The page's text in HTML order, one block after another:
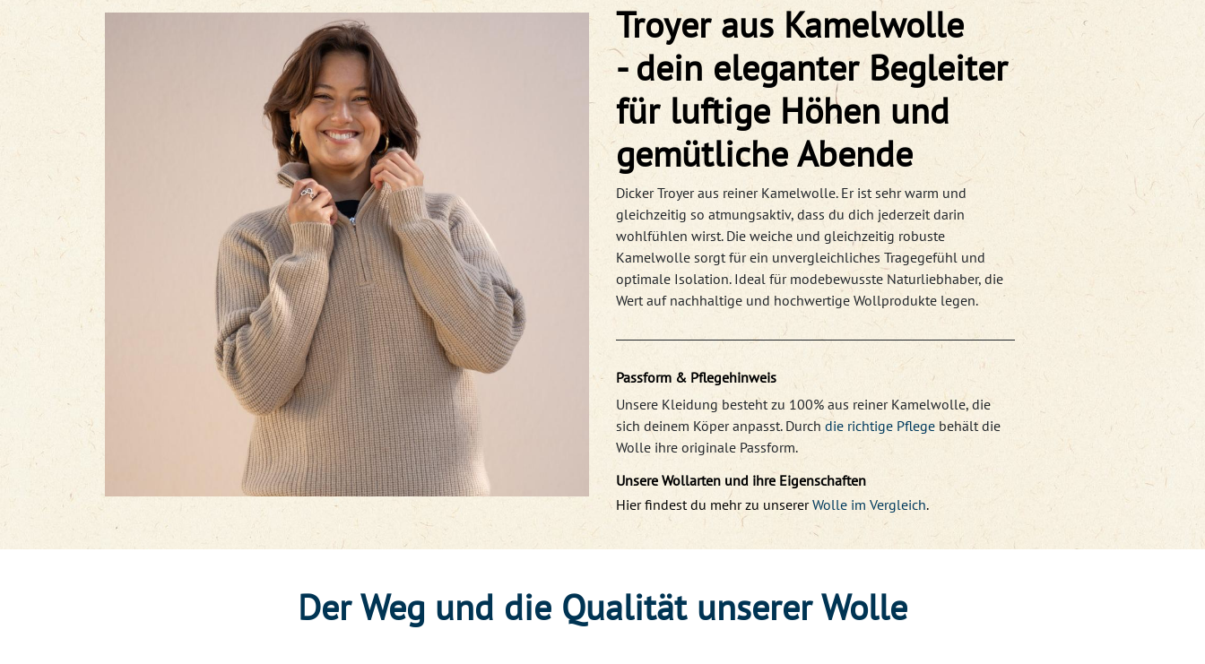
Troyer aus Kamelwolle
- dein eleganter Begleiter
für luftige Höhen und
gemütliche Abende
Dicker Troyer aus reiner Kamelwolle. Er ist sehr warm und
gleichzeitig so atmungsaktiv, dass du dich jederzeit darin
wohlfühlen wirst. Die weiche und gleichzeitig robuste
Kamelwolle sorgt für ein unvergleichliches Tragegefühl und
optimale Isolation. Ideal für modebewusste Naturliebhaber, die
Wert auf nachhaltige und hochwertige Wollprodukte legen.
Passform & Pflegehinweis
Unsere Kleidung besteht zu 100% aus reiner Kamelwolle, die
sich deinem Köper anpasst. Durch die richtige Pflege behält die
Wolle ihre originale Passform.
Unsere Wollarten und ihre Eigenschaften
Hier findest du mehr zu unsererWolle im Vergleich.
Der Weg und die Qualität unserer Wolle